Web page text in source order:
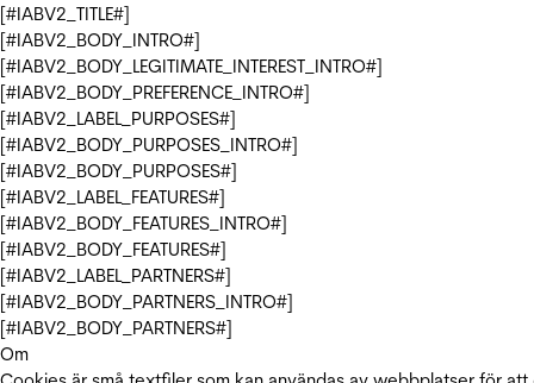
[#IABV2_TITLE#]
[#IABV2_BODY_INTRO#]
[#IABV2_BODY_LEGITIMATE_INTEREST_INTRO#]
[#IABV2_BODY_PREFERENCE_INTRO#]
[#IABV2_LABEL_PURPOSES#]
[#IABV2_BODY_PURPOSES_INTRO#]
[#IABV2_BODY_PURPOSES#]
[#IABV2_LABEL_FEATURES#]
[#IABV2_BODY_FEATURES_INTRO#]
[#IABV2_BODY_FEATURES#]
[#IABV2_LABEL_PARTNERS#]
[#IABV2_BODY_PARTNERS_INTRO#]
[#IABV2_BODY_PARTNERS#]
Om